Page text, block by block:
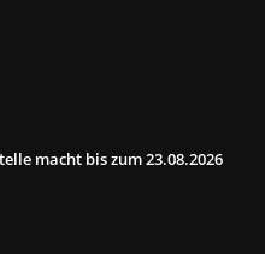
macht bis zum 23.08.2026